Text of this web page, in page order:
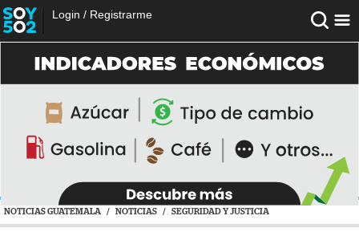
Login / Registrarme
NOTICIAS GUATEMALA / NOTICIAS / SEGURIDAD Y JUSTICIA